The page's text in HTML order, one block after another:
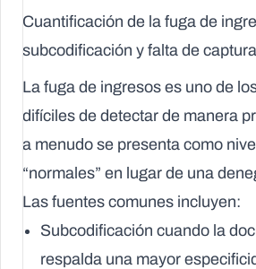
Cuantificación de la fuga de
subcodificación y falta de
La fuga de ingresos es uno de
difíciles de detectar de manera
a menudo se presenta como
“normales” en lugar de una
Las fuentes comunes incluyen:
Subcodificación cuando la
respalda una mayor